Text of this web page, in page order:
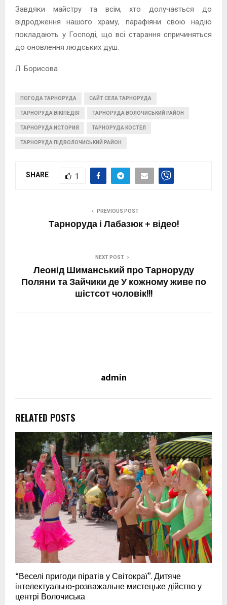
Завдяки майстру та всім, хто долучається до
відродження нашого храму, парафіяни свою надію
покладають у Господі, що всі старання спричиняться
до оновлення людських душ.
Л. Борисова
ПОГОДА ТАРНОРУДА САЙТ СЕЛА ТАРНОРУДА
ТАРНОРУДА ВІКІПЕДІЯ ТАРНОРУДА ВОЛОЧИСЬКИЙ РАЙОН
ТАРНОРУДА ИСТОРИЯ ТАРНОРУДА КОСТЕЛ
ТАРНОРУДА ПІДВОЛОЧИСЬКИЙ РАЙОН
SHARE 1
PREVIOUS POST
Тарноруда і Лабазюк + відео!
NEXT POST
Леонід Шиманський про Тарноруду
Поляни та Зайчики де У кожному живе по
шістсот чоловік!!!
admin
RELATED POSTS
“Веселі пригоди піратів у Світокраї”. Дитяче
інтелектуально-розважальне мистецьке дійство у
центрі Волочиська